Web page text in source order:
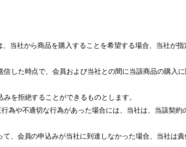
当社から商品を購入することを希望する場合、当社が
した時点で、会員および当社との間に当該商品の購入
を拒絶することができるものとします。
為や不適切な行為があった場合には、当社は、当該契約
、会員の申込みが当社に到達しなかった場合、当社は